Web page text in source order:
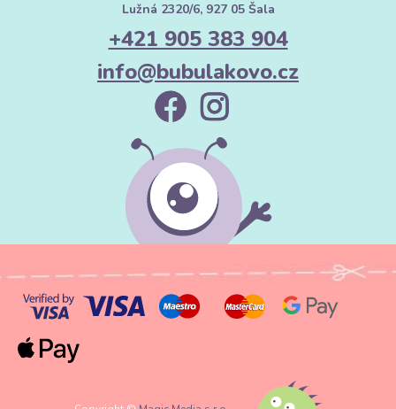
Lužná 2320/6, 927 05 Šala
+421 905 383 904
info@bubulakovo.cz